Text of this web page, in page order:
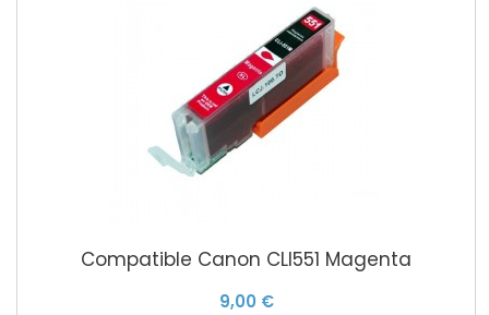
Compatible Canon CLI551 Magenta
9,00 €